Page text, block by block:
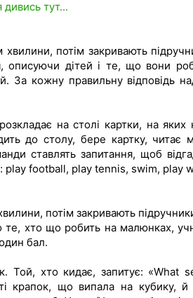
дивись тут...
потім закривають
описуючи дітей і те, що вони
За кожну правильну відповідь
на столі картки, на яких
до столу, бере картку,
ставлять запитання, щоб
play football, play tennis, swim, play
потім закривають
те, хто що робить на малюнках,
бал.
Той, хто кидає, запитує: «What
крапок, що випала на кубику,